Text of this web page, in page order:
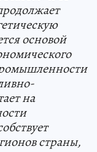
основой
на
страны,